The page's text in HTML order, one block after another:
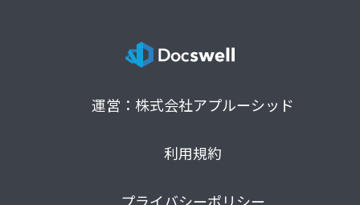
運営：株式会社アプルーシッド
利用規約
プライバシーポリシー